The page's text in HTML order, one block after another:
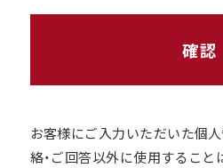
お客様にご入力いただいた個
絡・ご回答以外に使用すること